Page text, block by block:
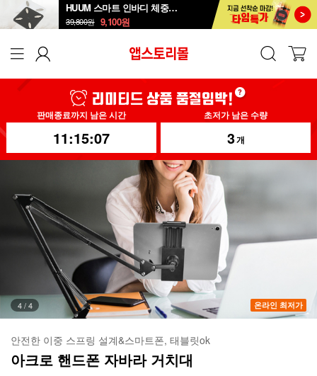
HUUM 스마트 인바디 체중계 SB-108B
39,800원 9,100원
판매종료까지 남은 시간
11:15:05
초저가 남은 수량
3개
4/4 온라인 최저가
안전한 이중 스프링 설계&스마트폰, 태블릿ok
아크로 핸드폰 자바라 거치대